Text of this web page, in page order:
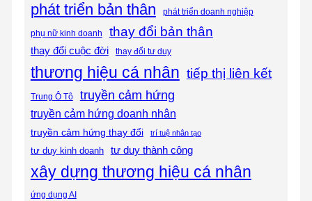
phát triển bản thân phát triển doanh nghiệp
phụ nữ kinh doanh thay đổi bản thân
thay đổi cuộc đời thay đổi tư duy
thương hiệu cá nhân tiếp thị liên kết
Trung Ô Tô truyền cảm hứng
truyền cảm hứng doanh nhân
truyền cảm hứng thay đổi trí tuệ nhân tạo
tư duy kinh doanh tư duy thành công
xây dựng thương hiệu cá nhân
ứng dụng AI